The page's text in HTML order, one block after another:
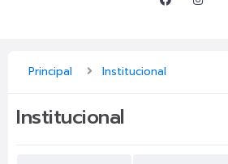
Principal Institucional
Institucional